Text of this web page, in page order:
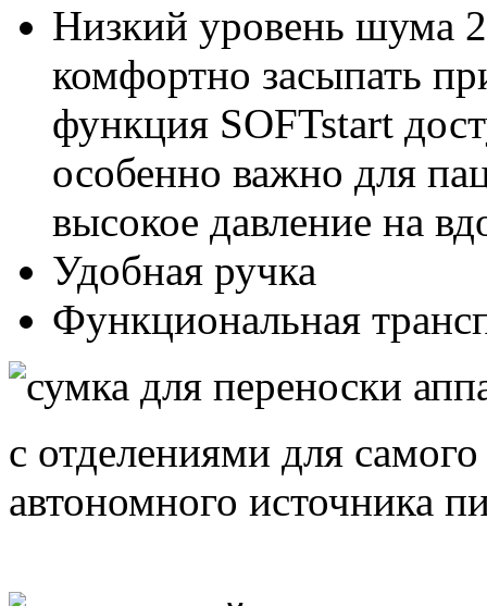
Низкий уровень шума
комфортно засыпать
функция SOFTstart
особенно важно для
высокое давление на
Удобная ручка
Функциональная
с отделениями для
автономного источника